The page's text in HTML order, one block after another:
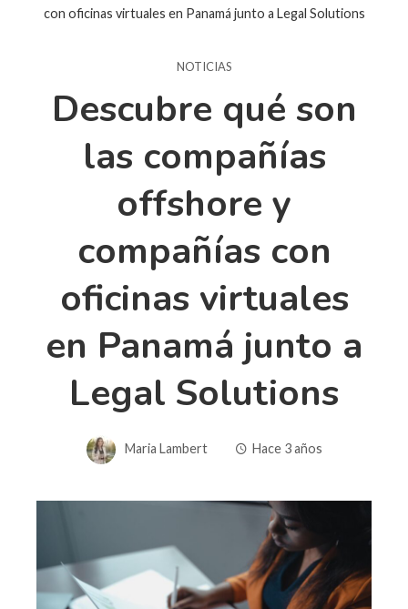
con oficinas virtuales en Panamá junto a Legal Solutions
NOTICIAS
Descubre qué son
las compañías
offshore y
compañías con
oficinas virtuales
en Panamá junto a
Legal Solutions
Maria Lambert Hace 3 años